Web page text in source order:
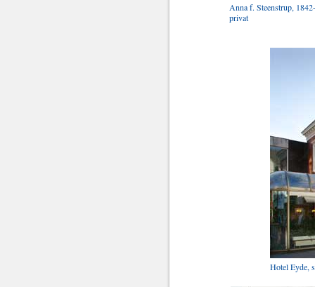
Anna f. Steenstrup,
privat
Hotel Eyde,